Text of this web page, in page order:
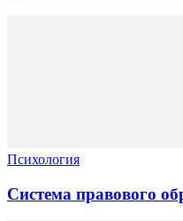
Психология
Система правового